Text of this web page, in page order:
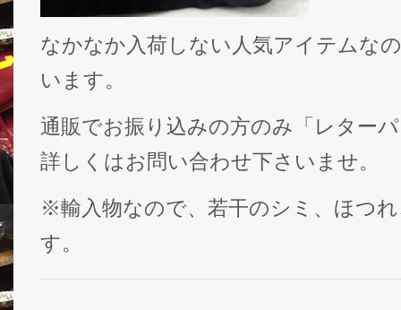
なかなか入荷しない人気アイテムな
います。
通販でお振り込みの方のみ「レター
詳しくはお問い合わせ下さいませ。
※輸入物なので、若干のシミ、ほつ
す。